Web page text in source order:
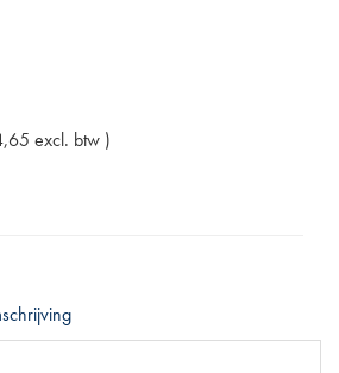
,65 excl. btw )